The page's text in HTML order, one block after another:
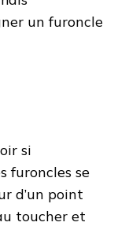
un furoncle
si
furoncles se
d’un point
toucher et